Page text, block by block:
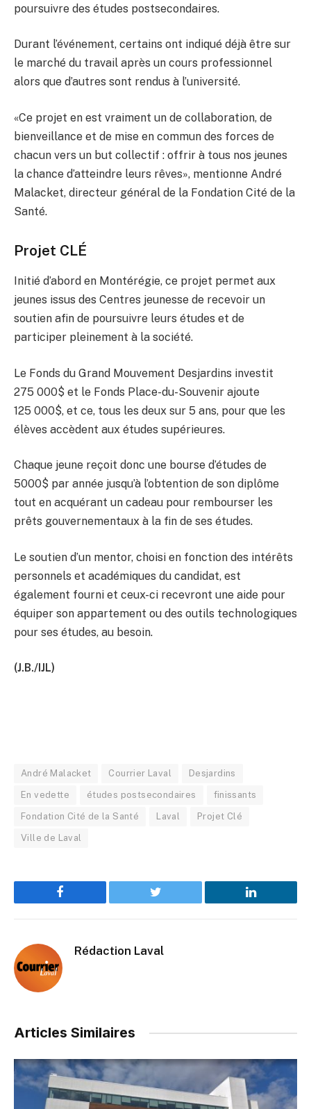
poursuivre des études postsecondaires.
Durant l’événement, certains ont indiqué déjà être sur
le marché du travail après un cours professionnel
alors que d’autres sont rendus à l’université.
«Ce projet en est vraiment un de collaboration, de
bienveillance et de mise en commun des forces de
chacun vers un but collectif : offrir à tous nos jeunes
la chance d’atteindre leurs rêves», mentionne André
Malacket, directeur général de la Fondation Cité de la
Santé.
Projet CLÉ
Initié d’abord en Montérégie, ce projet permet aux
jeunes issus des Centres jeunesse de recevoir un
soutien afin de poursuivre leurs études et de
participer pleinement à la société.
Le Fonds du Grand Mouvement Desjardins investit
275 000$ et le Fonds Place-du-Souvenir ajoute
125 000$, et ce, tous les deux sur 5 ans, pour que les
élèves accèdent aux études supérieures.
Chaque jeune reçoit donc une bourse d’études de
5000$ par année jusqu’à l’obtention de son diplôme
tout en acquérant un cadeau pour rembourser les
prêts gouvernementaux à la fin de ses études.
Le soutien d’un mentor, choisi en fonction des intérêts
personnels et académiques du candidat, est
également fourni et ceux-ci recevront une aide pour
équiper son appartement ou des outils technologiques
pour ses études, au besoin.
(J.B./IJL)
André Malacket Courrier Laval Desjardins
En vedette études postsecondaires finissants
Fondation Cité de la Santé Laval Projet Clé
Ville de Laval
Facebook Twitter LinkedIn
Rédaction Laval
Articles Similaires